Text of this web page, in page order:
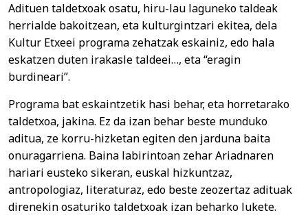
Adituen taldetxoak osatu, hiru-lau laguneko taldeak
herrialde bakoitzean, eta kulturgintzari ekitea, dela
Kultur Etxeei programa zehatzak eskainiz, edo hala
eskatzen duten irakasle taldeei…, eta “eragin
burdineari”.
Programa bat eskaintzetik hasi behar, eta horretarako
taldetxoa, jakina. Ez da izan behar beste munduko
aditua, ze korru-hizketan egiten den jarduna baita
onuragarriena. Baina labirintoan zehar Ariadnaren
hariari eusteko sikeran, euskal hizkuntzaz,
antropologiaz, literaturaz, edo beste zeozertaz adituak
direnekin osaturiko taldetxoak izan beharko lukete.